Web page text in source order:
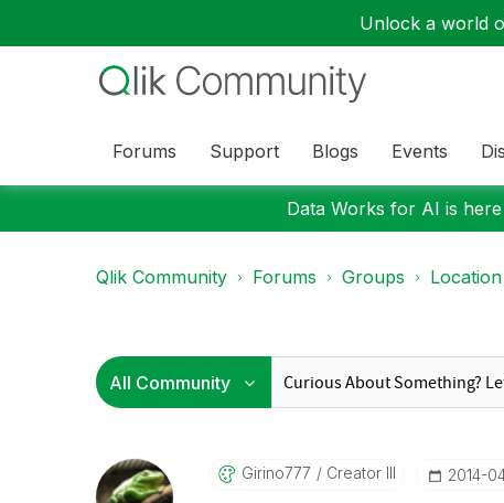
Unlock a world
Forums Support Blogs Events
Data Works for AI is
Qlik Community Forums Groups
Girino777 Creator III ‎2014-